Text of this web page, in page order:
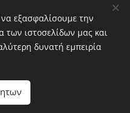
εξασφαλίσουμε την
των ιστοσελίδων μας και
δυνατή εμπειρία